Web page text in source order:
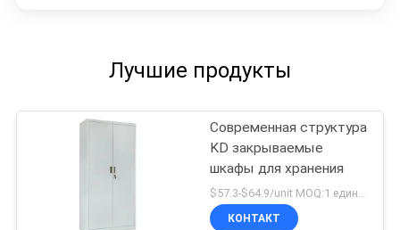
Лучшие продукты
Современная структура
KD закрываемые
шкафы для хранения
КОНТАКТ